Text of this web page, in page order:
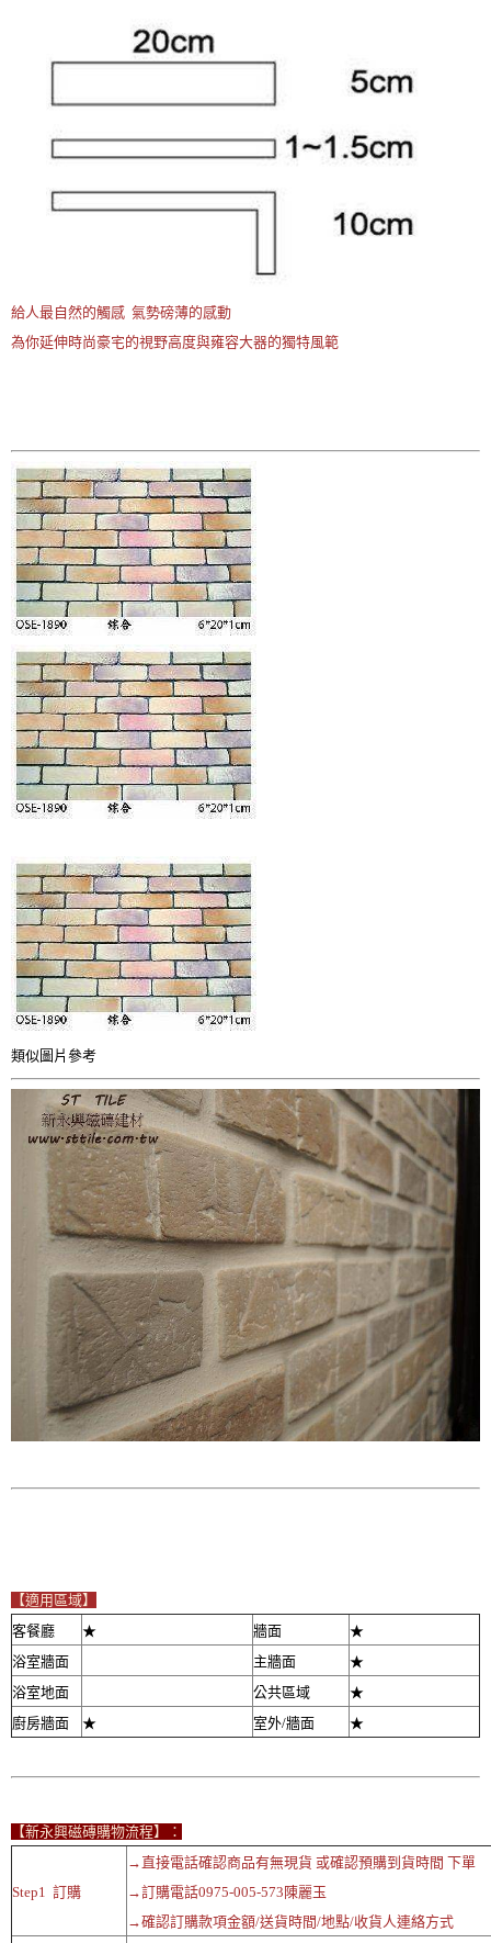
給人最自然的觸感 氣勢磅薄的感動
為你延伸時尚豪宅的視野高度與雍容大器的獨特風範
類似圖片參考
【適用區域】
客餐廳
★ 牆面
★
浴室牆面
主牆面
★
浴室地面
公共區域
★
廚房牆面
★ 室外/牆面 ★
【新永興磁磚購物流程】：
Step1 訂購
→直接電話確認商品有無現貨 或確認預購到貨時間 下單
→訂購電話0975-005-573陳麗玉
→確認訂購款項金額/送貨時間/地點/收貨人連絡方式